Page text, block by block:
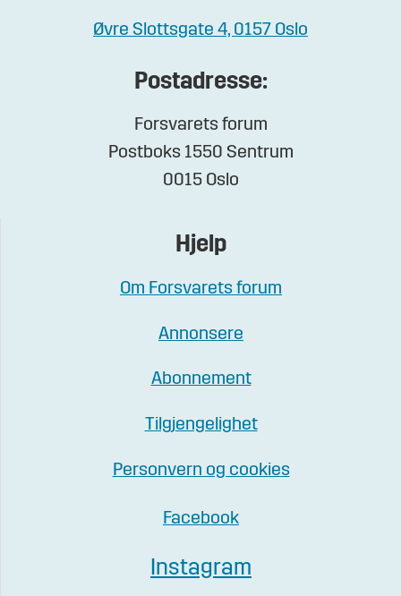
Øvre Slottsgate 4, 0157 Oslo
Postadresse:
Forsvarets forum
Postboks 1550 Sentrum
0015 Oslo
Hjelp
Om Forsvarets forum
Annonsere
Abonnement
Tilgjengelighet
Personvern og cookies
Facebook
Instagram